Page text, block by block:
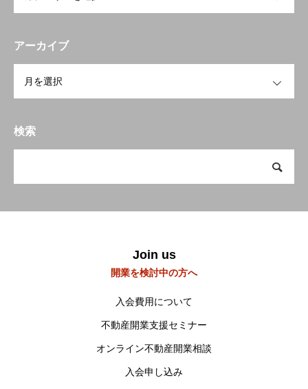
開業を検討中の方へ
アーカイブ
検索
Join us
開業を検討中の方へ
入会費用について
不動産開業支援セミナー
オンライン不動産開業相談
入会申し込み